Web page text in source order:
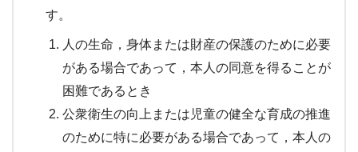
す。
人の生命，身体または財産の保護のために必要
がある場合であって，本人の同意を得ることが
困難であるとき
公衆衛生の向上または児童の健全な育成の推進
のために特に必要がある場合であって，本人の